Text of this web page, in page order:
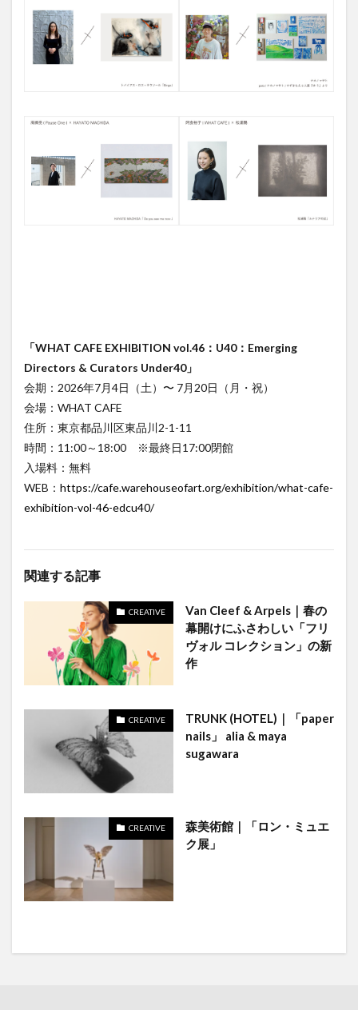
「WHAT CAFE EXHIBITION vol.46：U40：Emerging
Directors & Curators Under40」
会期：2026年7月4日（土）〜 7月20日（月・祝）
会場：WHAT CAFE
住所：東京都品川区東品川2-1-11
時間：11:00～18:00 ※最終日17:00閉館
入場料：無料
WEB： https://cafe.warehouseofart.org/exhibition/what-cafe-
exhibition-vol-46-edcu40/
関連する記事
CREATIVE
Van Cleef & Arpels｜春の
幕開けにふさわしい「フリ
ヴォル コレクション」の新
作
CREATIVE
TRUNK (HOTEL)｜「paper
nails」 alia & maya
sugawara
CREATIVE
森美術館｜「ロン・ミュエ
ク展」